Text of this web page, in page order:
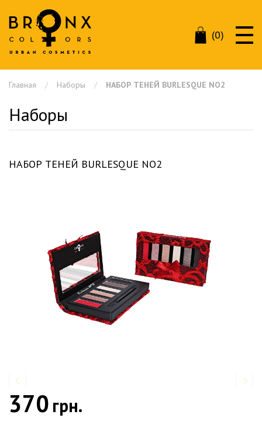
(0)
Главная Наборы НАБОР ТЕНЕЙ BURLESQUE NO2
Наборы
НАБОР ТЕНЕЙ BURLESQUE NO2
370 грн.